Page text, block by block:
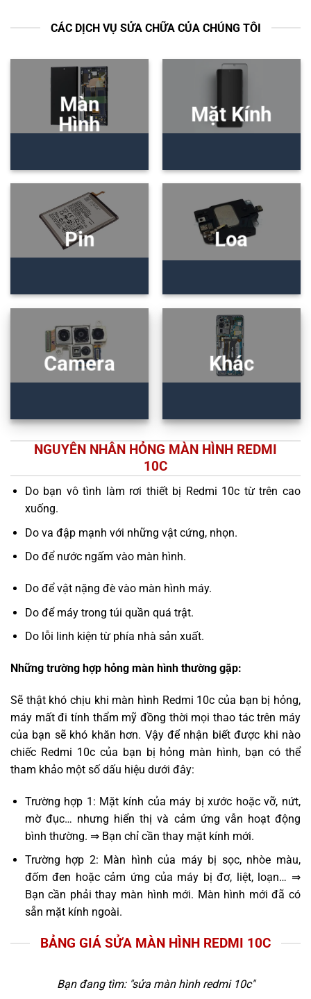
CÁC DỊCH VỤ SỬA CHỮA CỦA CHÚNG TÔI
Màn
Hình
Mặt Kính
Pin Loa
Camera Khác
NGUYÊN NHÂN HỎNG MÀN HÌNH REDMI
10C
Do bạn vô tình làm rơi thiết bị Redmi 10c từ trên cao
xuống.
Do va đập mạnh với những vật cứng, nhọn.
Do để nước ngấm vào màn hình.
Do để vật nặng đè vào màn hình máy.
Do để máy trong túi quần quá trật.
Do lỗi linh kiện từ phía nhà sản xuất.
Những trường hợp hỏng màn hình thường gặp:
Sẽ thật khó chịu khi màn hình Redmi 10c của bạn bị hỏng,
máy mất đi tính thẩm mỹ đồng thời mọi thao tác trên máy
của bạn sẽ khó khăn hơn. Vậy để nhận biết được khi nào
chiếc Redmi 10c của bạn bị hỏng màn hình, bạn có thể
tham khảo một số dấu hiệu dưới đây:
Trường hợp 1: Mặt kính của máy bị xước hoặc vỡ, nứt,
mờ đục… nhưng hiển thị và cảm ứng vẫn hoạt động
bình thường. ⇒ Bạn chỉ cần thay mặt kính mới.
Trường hợp 2: Màn hình của máy bị sọc, nhòe màu,
đốm đen hoặc cảm ứng của máy bị đơ, liệt, loạn… ⇒
Bạn cần phải thay màn hình mới. Màn hình mới đã có
sẵn mặt kính ngoài.
BẢNG GIÁ SỬA MÀN HÌNH REDMI 10C
Bạn đang tìm: "sửa màn hình redmi 10c"